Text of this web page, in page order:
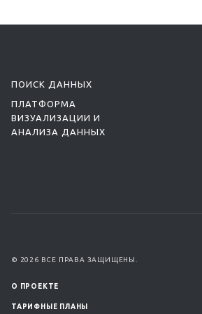
ПОИСК ДАННЫХ
ПЛАТФОРМА
ВИЗУАЛИЗАЦИИ И
АНАЛИЗА ДАННЫХ
© 2026 ВСЕ ПРАВА ЗАЩИЩЕНЫ.
О ПРОЕКТЕ
ТАРИФНЫЕ ПЛАНЫ